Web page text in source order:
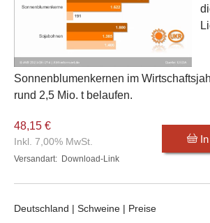
Sonnenblumenkernen im
rund 2,5 Mio. t belaufen.
48,15 €
Inkl. 7,00% MwSt.
Versandart: Download-Link
Deutschland | Schweine | Preise